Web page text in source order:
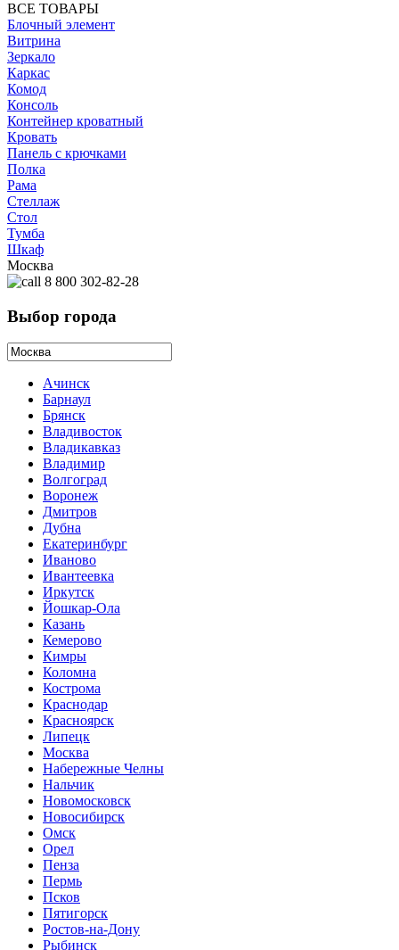
ВСЕ ТОВАРЫ
Блочный элемент
Витрина
Зеркало
Каркас
Комод
Консоль
Контейнер кроватный
Кровать
Панель с крючками
Полка
Рама
Стеллаж
Стол
Тумба
Шкаф
Москва
8 800 302-82-28
Выбор города
Ачинск
Барнаул
Брянск
Владивосток
Владикавказ
Владимир
Волгоград
Воронеж
Дмитров
Дубна
Екатеринбург
Иваново
Ивантеевка
Иркутск
Йошкар-Ола
Казань
Кемерово
Кимры
Коломна
Кострома
Краснодар
Красноярск
Липецк
Москва
Набережные Челны
Нальчик
Новомосковск
Новосибирск
Омск
Орел
Пенза
Пермь
Псков
Пятигорск
Ростов-на-Дону
Рыбинск